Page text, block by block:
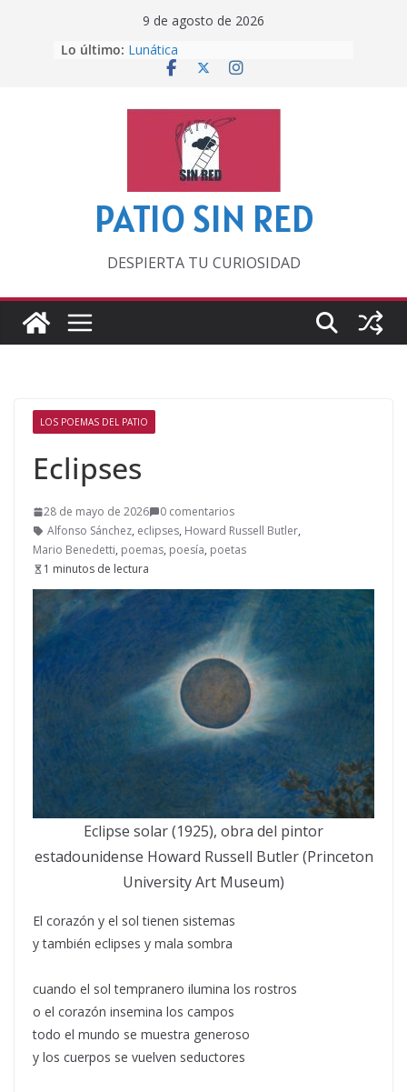
9 de agosto de 2026
Lo último: Lunática
Pero, hasta entonces…
‘La broma infinita’ de recomendar
lecturas veraniegas
Otra del Mundial
PATIO SIN RED
DESPIERTA TU CURIOSIDAD
LOS POEMAS DEL PATIO
Eclipses
28 de mayo de 2026
0 comentarios
Alfonso Sánchez, eclipses, Howard Russell Butler,
Mario Benedetti, poemas, poesía, poetas
1 minutos de lectura
Eclipse solar (1925), obra del pintor
estadounidense Howard Russell Butler (Princeton
University Art Museum)
El corazón y el sol tienen sistemas
y también eclipses y mala sombra
cuando el sol tempranero ilumina los rostros
o el corazón insemina los campos
todo el mundo se muestra generoso
y los cuerpos se vuelven seductores